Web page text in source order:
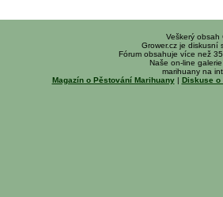
Veškerý obsah
Grower.cz je diskusní
Fórum obsahuje více než
Naše on-line
marihuany na
Magazín o Pěstování Marihuany| Diskuse o